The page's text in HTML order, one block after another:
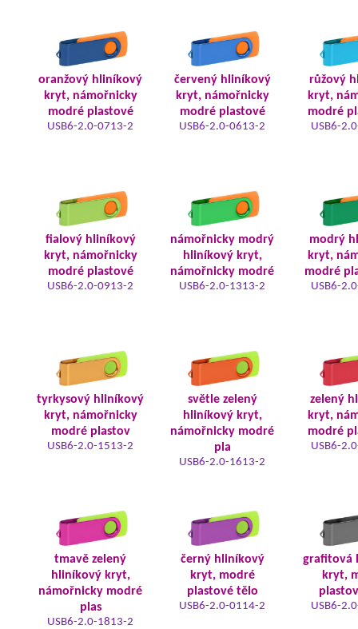
oranžový hliníkový
kryt, námořnicky
modré plastové
USB6-2.0-0713-2
červený hliníkový
kryt, námořnicky
modré plastové
USB6-2.0-0613-2
růžový
kryt,
modré
USB6-
fialový hliníkový
kryt, námořnicky
modré plastové
USB6-2.0-0913-2
námořnicky modrý
hliníkový kryt,
námořnicky modré
USB6-2.0-1313-2
modrý
kryt,
modré
USB6-
tyrkysový hliníkový
kryt, námořnicky
modré plastov
USB6-2.0-1513-2
světle zelený
hliníkový kryt,
námořnicky modré
pla
USB6-2.0-1613-2
zelený
kryt,
modré
USB6-
tmavě zelený
hliníkový kryt,
námořnicky modré
plas
USB6-2.0-1813-2
černý hliníkový
kryt, modré
plastové tělo
USB6-2.0-0114-2
grafitová
kryt,
USB6-